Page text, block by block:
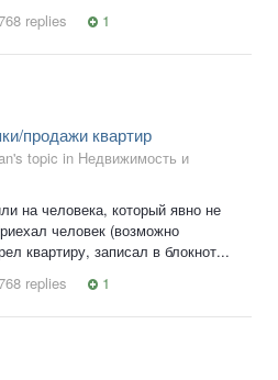
replies 1
продажи квартир
topic in Недвижимость и
на человека, который явно не
человек (возможно
квартиру, записал в блокнот...
replies 1